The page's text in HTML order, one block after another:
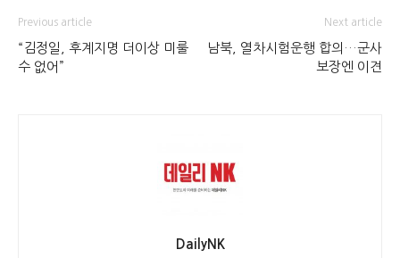
Previous article
“김정일, 후계지명 더이상 미룰
수 없어”
Next article
남북, 열차시험운행 합의…군사
보장엔 이견
DailyNK